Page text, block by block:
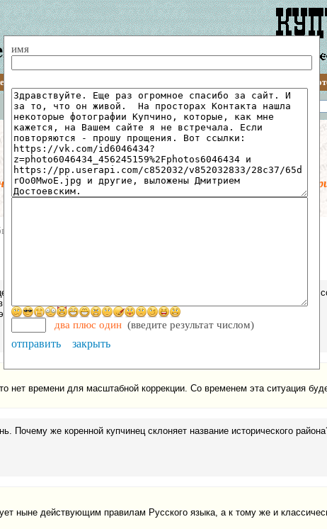
Поиск по сайту
Гостевая книга
предмодерация. Все сообщения перед публикацией
имя
два плюс один (введите результат числом)
отправить закрыть
Купчинская архитектура https://www.kupsilla.ru/arch.htm много активных
частности, речь идёт о сериях домов)
кака-то подправить?
нет времени для масштабной коррекции. Со временем эта ситуация
Почему же коренной купчинец склоняет название исторического
ныне действующим правилам Русского языка, а к тому же и